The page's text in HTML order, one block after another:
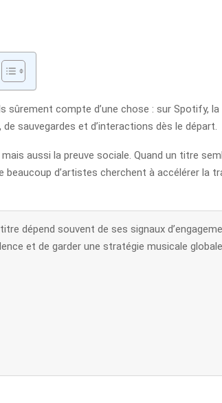
compte d’une chose : sur Spotify,
sauvegardes et d’interactions dès le départ.
aussi la preuve sociale. Quand un titre
d’artistes cherchent à accélérer la
dépend souvent de ses signaux
et de garder une stratégie musicale